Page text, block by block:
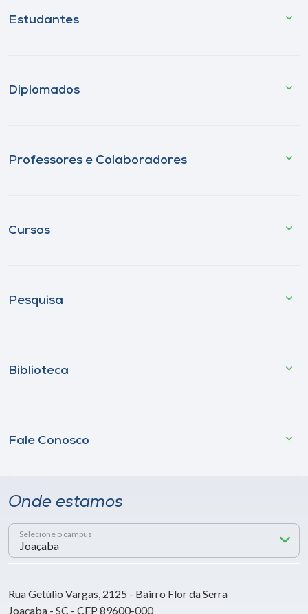
Estudantes
Diplomados
Professores e Colaboradores
Cursos
Pesquisa
Biblioteca
Fale Conosco
Onde estamos
Selecione o campus
Rua Getúlio Vargas, 2125 - Bairro Flor da Serra
Joaçaba - SC - CEP 89600-000